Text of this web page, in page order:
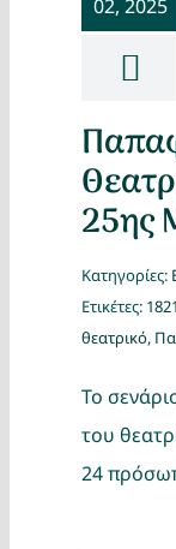
02, 2025
25ης
Κατηγορίες:
Ετικέτες: 1821
θεατρικό,
Το
του
24